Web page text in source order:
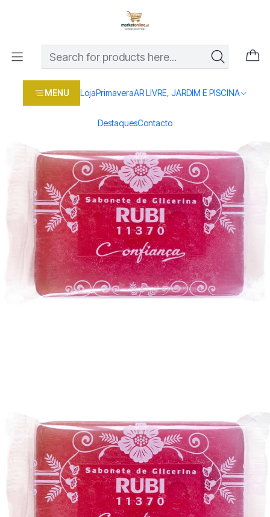
MENU LojaPrimaveraAR LIVRE, JARDIM E PISCINA
DestaquesContacto
Os melhores preços em produtos para casa, jardim e bricolage
Home Loja Casa e conforto
DROGARIA E LIMPEZA
SABONETE GLICERINA IDEAL